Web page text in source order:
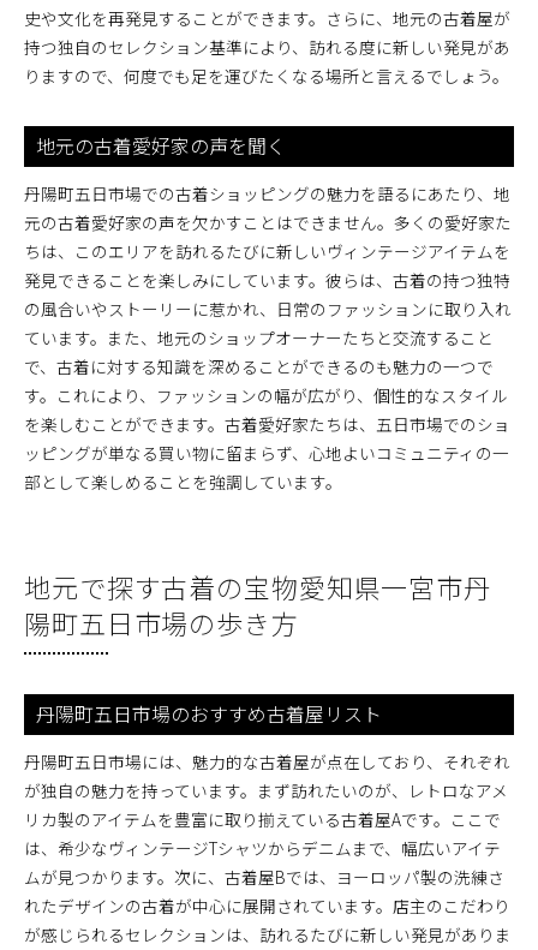
史や文化を再発見することができます。さらに、地元の古着屋が
持つ独自のセレクション基準により、訪れる度に新しい発見があ
りますので、何度でも足を運びたくなる場所と言えるでしょう。
地元の古着愛好家の声を聞く
丹陽町五日市場での古着ショッピングの魅力を語るにあたり、地
元の古着愛好家の声を欠かすことはできません。多くの愛好家た
ちは、このエリアを訪れるたびに新しいヴィンテージアイテムを
発見できることを楽しみにしています。彼らは、古着の持つ独特
の風合いやストーリーに惹かれ、日常のファッションに取り入れ
ています。また、地元のショップオーナーたちと交流すること
で、古着に対する知識を深めることができるのも魅力の一つで
す。これにより、ファッションの幅が広がり、個性的なスタイル
を楽しむことができます。古着愛好家たちは、五日市場でのショ
ッピングが単なる買い物に留まらず、心地よいコミュニティの一
部として楽しめることを強調しています。
地元で探す古着の宝物愛知県一宮市丹
陽町五日市場の歩き方
丹陽町五日市場のおすすめ古着屋リスト
丹陽町五日市場には、魅力的な古着屋が点在しており、それぞれ
が独自の魅力を持っています。まず訪れたいのが、レトロなアメ
リカ製のアイテムを豊富に取り揃えている古着屋Aです。ここで
は、希少なヴィンテージTシャツからデニムまで、幅広いアイテ
ムが見つかります。次に、古着屋Bでは、ヨーロッパ製の洗練さ
れたデザインの古着が中心に展開されています。店主のこだわり
が感じられるセレクションは、訪れるたびに新しい発見がありま